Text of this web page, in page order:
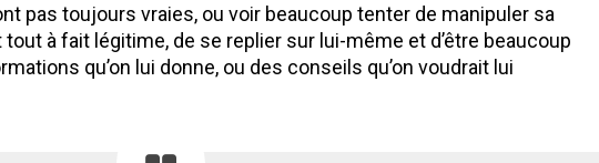
pas toujours vraies, ou voir beaucoup tenter de manipuler sa
tout à fait légitime, de se replier sur lui-même et d’être beaucoup
qu’on lui donne, ou des conseils qu’on voudrait lui